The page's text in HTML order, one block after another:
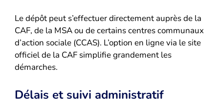
Le dépôt peut s’effectuer directement auprès de la
CAF, de la MSA ou de certains centres communaux
d’action sociale (CCAS). L’option en ligne via le site
officiel de la CAF simplifie grandement les
démarches.
Délais et suivi administratif